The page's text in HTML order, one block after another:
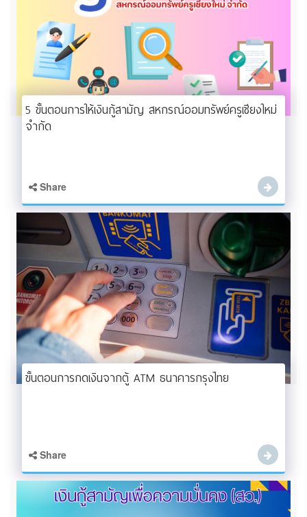
5 ขั้นตอนการให้เงินกู้สามัญ สหกรณ์ออมทรัพย์ครูเชียงใหม่
จำกัด
Share
ขั้นตอนการกดเงินจากตู้ ATM ธนาคารกรุงไทย
Share